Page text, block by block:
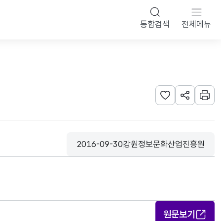
통합검색 전체메뉴
관심사 등록하기
URL 공유하
인쇄
등록일
2016-09-30
수집기관
강원정보문화산업진흥원
원문보기